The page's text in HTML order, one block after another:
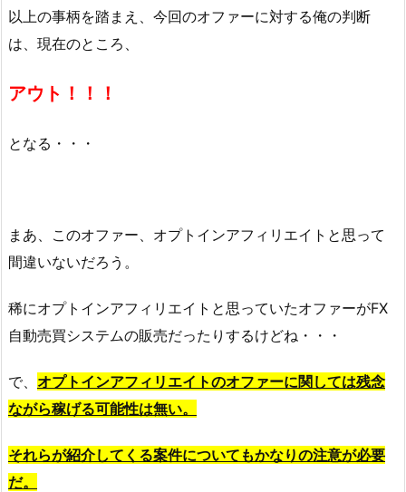
以上の事柄を踏まえ、今回のオファーに対する俺の判断
は、現在のところ、
アウト！！！
となる・・・
まあ、このオファー、オプトインアフィリエイトと思って
間違いないだろう。
稀にオプトインアフィリエイトと思っていたオファーがFX
自動売買システムの販売だったりするけどね・・・
で、 オプトインアフィリエイトのオファーに関しては残念
ながら稼げる可能性は無い。
それらが紹介してくる案件についてもかなりの注意が必要
だ。